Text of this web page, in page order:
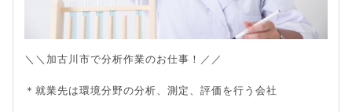
＼＼加古川市で分析作業のお仕事！／／
＊就業先は環境分野の分析、測定、評価を行う会社